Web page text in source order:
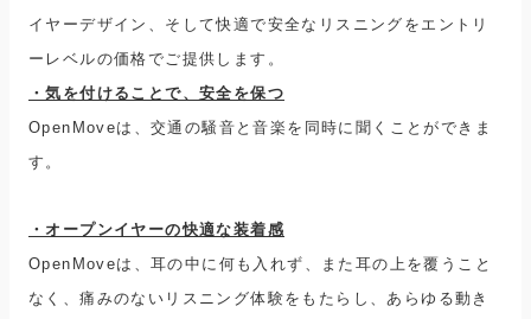
イヤーデザイン、そして快適で安全なリスニングをエントリ
ーレベルの価格でご提供します。
・気を付けることで、 安全を保つ
OpenMoveは、交通の騒音と音楽を同時に聞くことができま
す。
・オープンイヤーの快適な装着感
OpenMoveは、耳の中に何も入れず、また耳の上を覆うこと
なく、痛みのないリスニング体験をもたらし、あらゆる動き